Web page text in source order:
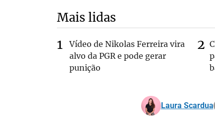
Mais lidas
Vídeo de Nikolas Ferreira vira
alvo da PGR e pode gerar
punição
Laura Scardua